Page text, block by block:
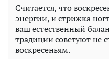
Считается, что
энергии, и стрижка
ваш естественный
традиции советуют не
воскресеньям.